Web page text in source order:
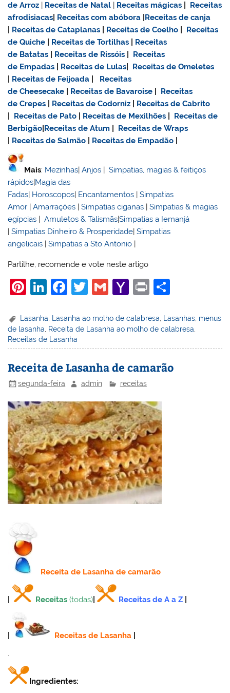
de Arroz
Receitas de Natal Receitas mágicas
Receitas
afrodisiacas
Receitas com abóbora
Receitas de canja
Receitas de Cataplanas Receitas de Coelho
Receitas
de Quiche
Receitas de Tortilhas
Receitas
de Batatas
Receitas de Rissóis
Receitas
de Empadas
Receitas de Lulas
Receitas de Omeletes
Receitas de Feijoada
Receitas
de Cheesecake
Receitas de Bavaroise
Receitas
de Crepes
Receitas de Codorniz
Receitas de Cabrito
Receitas de Pato Receitas de Mexilhões
Receitas de
Berbigão Receitas de Atum
Receitas de Wraps
Receitas de Salmão Receitas de Empadão
Mais: Mezinhas|Anjos |Simpatias, magias & feitiços
rápidos|Magia das
Fadas| Horoscopos| Encantamentos |Simpatias
Amor |Amarrações |Simpatias ciganas |Simpatias & magias
egípcias |Amuletos & Talismãs|Simpatias a Iemanjá
|Simpatias Dinheiro & Prosperidade|Simpatias
angelicais |Simpatias a Sto Antonio |
Partilhe, recomende e vote neste artigo
Pi
er
e
st
Li
k
e
dI
n
F
c
e
b
o
o
k
T
itt
er
G
ai
l
Y
h
o
o
M
ai
l
Pr
t
ar
e
Lasanha Lasanha ao molho de calabresa Lasanhas menus
de lasanha
Receita de Lasanha ao molho de calabresa
Receitas de Lasanha
Receita de Lasanha de camarão
segunda-feira admin receitas
Receitade Lasanha de camarão
Receitas (todas) Receitas de A a Z
Receitas de Lasanha
.
Ingredientes: